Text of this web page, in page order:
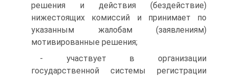
решения и действия (бездействие)
нижестоящих комиссий и принимает по
указанным жалобам (заявлениям)
мотивированные решения;
- участвует в организации
государственной системы регистрации